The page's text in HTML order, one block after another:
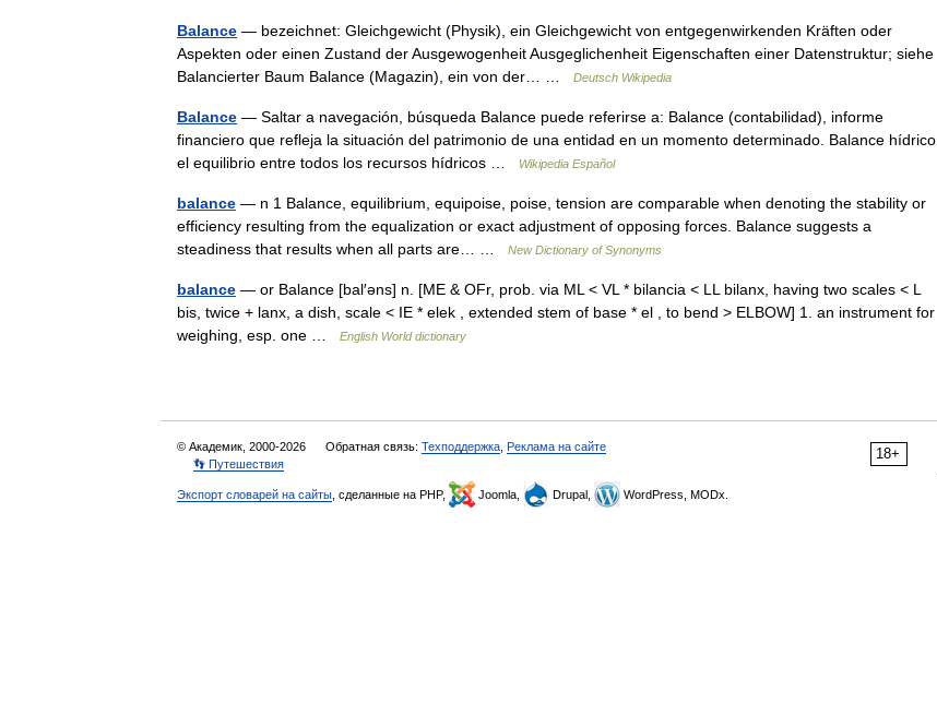
Balance — bezeichnet: Gleichgewicht (Physik), ein Gleichgewicht von entgegenwirkenden Kräften oder
Aspekten oder einen Zustand der Ausgewogenheit Ausgeglichenheit Eigenschaften einer Datenstruktur; siehe
Balancierter Baum Balance (Magazin), ein von der… …
Deutsch Wikipedia
Balance — Saltar a navegación, búsqueda Balance puede referirse a: Balance (contabilidad), informe
financiero que refleja la situación del patrimonio de una entidad en un momento determinado. Balance hídrico,
el equilibrio entre todos los recursos hídricos …
Wikipedia Español
balance — n 1 Balance, equilibrium, equipoise, poise, tension are comparable when denoting the stability or
efficiency resulting from the equalization or exact adjustment of opposing forces. Balance suggests a
steadiness that results when all parts are… …
New Dictionary of Synonyms
balance — or Balance [bal′əns] n. [ME & OFr, prob. via ML < VL * bilancia < LL bilanx, having two scales < L
bis, twice + lanx, a dish, scale < IE * elek , extended stem of base * el , to bend > ELBOW] 1. an instrument for
weighing, esp. one …
English World dictionary
18+
© Академик, 2000-2026 Обратная связь: Техподдержка Реклама на сайте
👣 Путешествия
Экспорт словарей на сайты , сделанные на PHP, Joomla, Drupal, WordPress, MODx.